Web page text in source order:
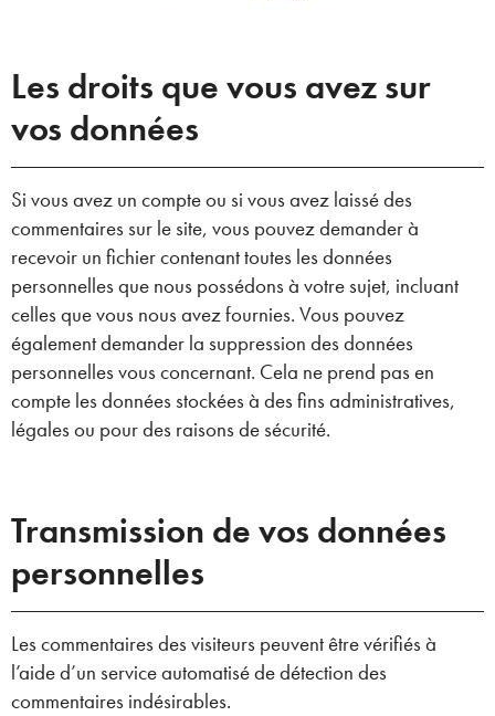
Les droits que vous avez sur
vos données
Si vous avez un compte ou si vous avez laissé des
commentaires sur le site, vous pouvez demander à
recevoir un fichier contenant toutes les données
personnelles que nous possédons à votre sujet, incluant
celles que vous nous avez fournies. Vous pouvez
également demander la suppression des données
personnelles vous concernant. Cela ne prend pas en
compte les données stockées à des fins administratives,
légales ou pour des raisons de sécurité.
Transmission de vos données
personnelles
Les commentaires des visiteurs peuvent être vérifiés à
l’aide d’un service automatisé de détection des
commentaires indésirables.